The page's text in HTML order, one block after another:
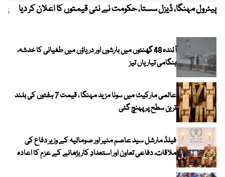
پیٹرول مہنگا، ڈیزل سستا، حکومت نے نئی قیمتوں کا اعلان کر دیا
آئندہ 48 گھنٹوں میں بارشوں اور دریاؤں میں طغیانی کا خدشہ،
ہنگامی تیاریاں تیز
عالمی مارکیٹ میں سونا مزید مہنگا ، قیمت 7 ہفتوں کی بلند
ترین سطح پر پہنچ گئی
فیلڈ مارشل سید عاصم منیر اور صومالیہ کے وزیر دفاع کی
ملاقات، دفاعی تعاون اور استعدادِ کار بڑھانے کے عزم کا اعادہ